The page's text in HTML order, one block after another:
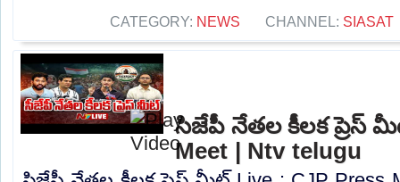
CATEGORY: NEWS CHANNEL: SIASAT
సిజేపీ నేతల కీలక ప్రెస్
Meet | Ntv telugu